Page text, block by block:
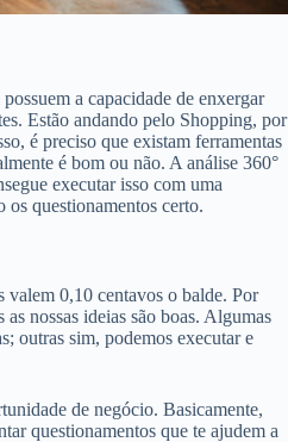
a capacidade de enxergar
Estão andando pelo Shopping, por
é preciso que existam ferramentas
é bom ou não. A análise 360°
executar isso com uma
os questionamentos certo.
0,10 centavos o balde. Por
nossas ideias são boas. Algumas
outras sim, podemos executar e
de negócio. Basicamente,
questionamentos que te ajudem a